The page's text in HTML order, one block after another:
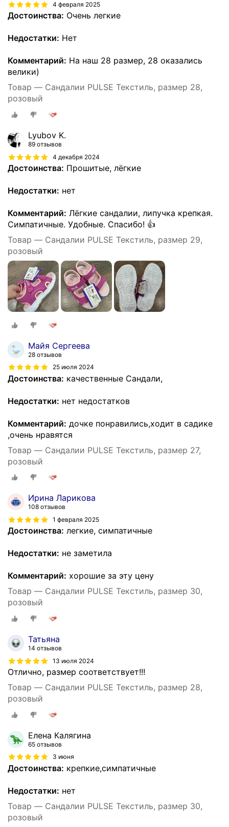
4 февраля 2025
Достоинства: Очень легкие
Недостатки: Нет
Комментарий: На наш 28 размер, 28 оказались
велики)
Товар — Сандалии PULSE Текстиль, размер 28,
розовый
Lyubov K.
89 отзывов
4 декабря 2024
Достоинства: Прошитые, лёгкие
Недостатки: нет
Комментарий: Лёгкие сандалии, липучка крепкая.
Симпатичные. Удобные. Спасибо! 👍
Товар — Сандалии PULSE Текстиль, размер 29,
розовый
Майя Сергеева
28 отзывов
25 июля 2024
Достоинства: качественные Сандали,
Недостатки: нет недостатков
Комментарий: дочке понравились,ходит в садике
,очень нравятся
Товар — Сандалии PULSE Текстиль, размер 27,
розовый
Ирина Ларикова
108 отзывов
1 февраля 2025
Достоинства: легкие, симпатичные
Недостатки: не заметила
Комментарий: хорошие за эту цену
Товар — Сандалии PULSE Текстиль, размер 30,
розовый
Татьяна
14 отзывов
13 июля 2024
Отлично, размер соответствует!!!
Товар — Сандалии PULSE Текстиль, размер 28,
розовый
Елена Калягина
65 отзывов
3 июня
Достоинства: крепкие,симпатичные
Недостатки: нет
Товар — Сандалии PULSE Текстиль, размер 30,
розовый